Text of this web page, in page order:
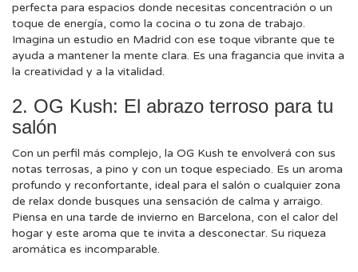
perfecta para espacios donde necesitas concentración o un
toque de energía, como la cocina o tu zona de trabajo.
Imagina un estudio en Madrid con ese toque vibrante que te
ayuda a mantener la mente clara. Es una fragancia que invita a
la creatividad y a la vitalidad.
2. OG Kush: El abrazo terroso para tu
salón
Con un perfil más complejo, la OG Kush te envolverá con sus
notas terrosas, a pino y con un toque especiado. Es un aroma
profundo y reconfortante, ideal para el salón o cualquier zona
de relax donde busques una sensación de calma y arraigo.
Piensa en una tarde de invierno en Barcelona, con el calor del
hogar y este aroma que te invita a desconectar. Su riqueza
aromática es incomparable.